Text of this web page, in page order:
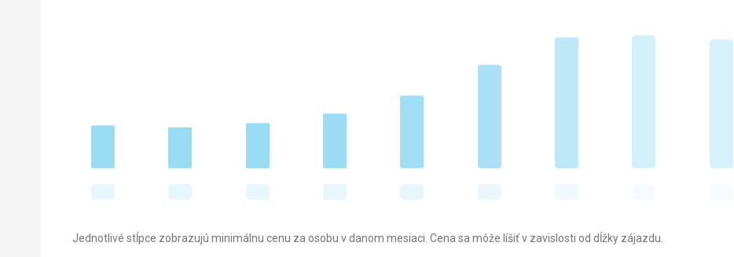
Jednotlivé stĺpce zobrazujú minimálnu cenu za osobu v danom mesiaci. Cena sa môže líšiť v zavislosti od dĺžky zájazdu.